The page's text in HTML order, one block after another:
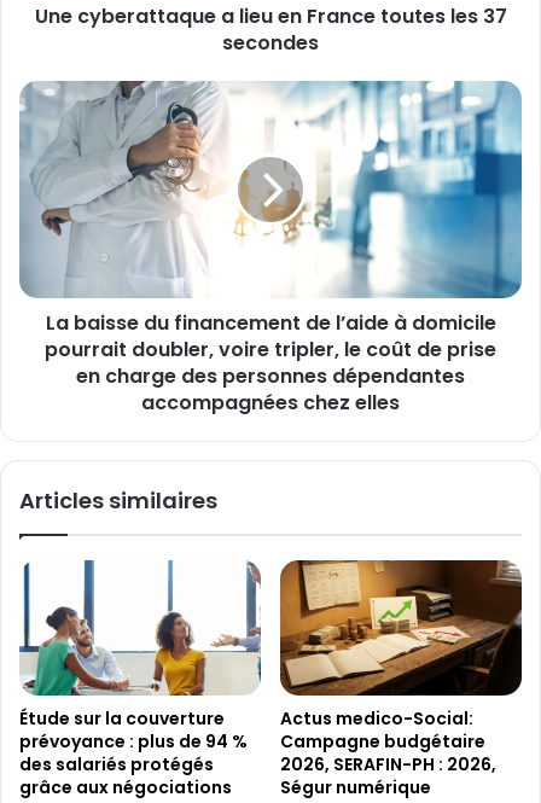
secondes
Une cyberattaque a lieu en France toutes les 37
secondes
La
baisse
financement
de
l’aide
domicile
pourrait
doubler,
voire
de
en
dépendantes
accompagnées
chez
elles
La baisse du financement de l’aide à domicile
pourrait doubler, voire tripler, le coût de prise
en charge des personnes dépendantes
accompagnées chez elles
Articles similaires
Étude sur la couverture
prévoyance : plus de 94 %
des salariés protégés
grâce aux négociations
Actus medico-Social:
Campagne budgétaire
2026, SERAFIN-PH : 2026,
Ségur numérique